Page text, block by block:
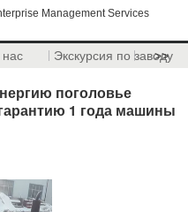
Management Services
Экскурсия по заводу
>>
поголовье
1 года машины